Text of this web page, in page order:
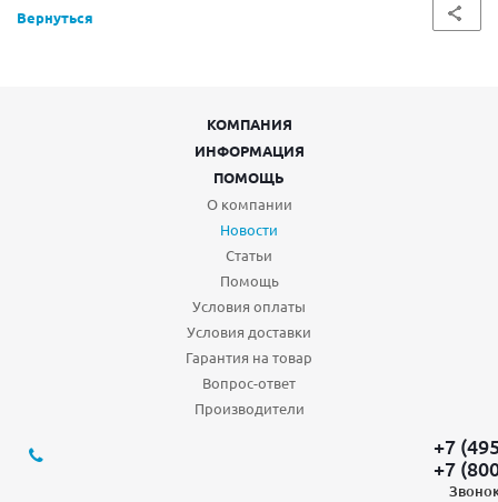
Вернуться
КОМПАНИЯ
ИНФОРМАЦИЯ
ПОМОЩЬ
О компании
Новости
Статьи
Помощь
Условия оплаты
Условия доставки
Гарантия на товар
Вопрос-ответ
Производители
+7
+7